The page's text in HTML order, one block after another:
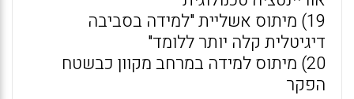
19) מיתוס אשליית "למידה בסביבה
דיגיטלית קלה יותר ללומד"
20) מיתוס למידה במרחב מקוון כבשטח
הפקר